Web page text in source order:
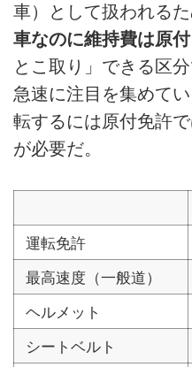
車）として扱われるた
車なのに維持費は原
とこ取り」できる区
急速に注目を集めて
転するには原付免許
が必要だ。
運転免許
最高速度（一般道）
ヘルメット
シートベルト